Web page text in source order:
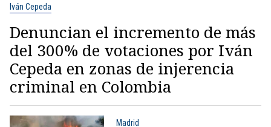
Iván Cepeda
Denuncian el incremento de más
del 300% de votaciones por Iván
Cepeda en zonas de injerencia
criminal en Colombia
Madrid